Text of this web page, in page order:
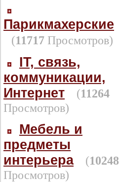
Парикмахерские
(11717 Просмотров)
IT, связь,
коммуникации,
Интернет
(11264
Просмотров)
Мебель и
предметы
интерьера
(10248
Просмотров)